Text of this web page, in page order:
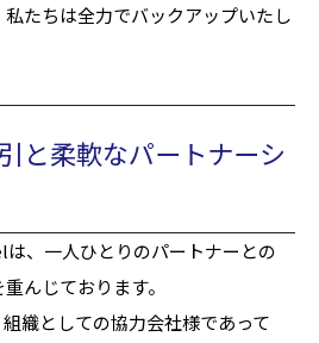
たちは全力でバックアップいたし
と柔軟なパートナーシ
、一人ひとりのパートナーとの
んじております。
織としての協力会社様であって